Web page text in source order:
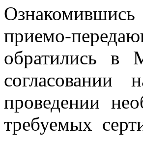
приемо-
обратились в
проведении
требуемых